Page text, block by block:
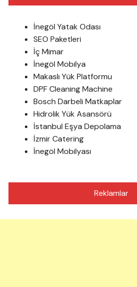
İnegöl Yatak Odası
SEO Paketleri
İç Mimar
İnegöl Mobilya
Makaslı Yük Platformu
DPF Cleaning Machine
Bosch Darbeli Matkaplar
Hidrolik Yük Asansörü
İstanbul Eşya Depolama
İzmir Catering
İnegöl Mobilyası
Reklamlar